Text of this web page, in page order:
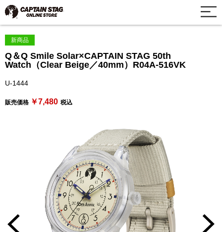
新商品
Q＆Q Smile Solar×CAPTAIN STAG 50th
Watch（Clear Beige／40mm）R04A-516VK
U-1444
販売価格 ￥7,480 税込